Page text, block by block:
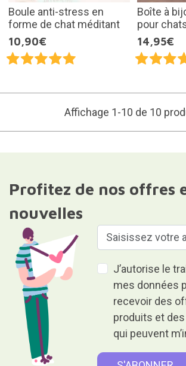
Boule anti-stress en
forme de chat méditant
10,90€
Boîte à
pour
14,95€
Affichage 1-10 de 10
Profitez de nos offres
nouvelles
J’autorise le
mes données
recevoir des
produits et
qui peuvent